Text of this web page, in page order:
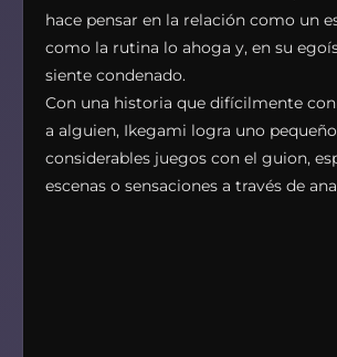
hace pensar en la relación como un
como la rutina lo ahoga y, en su
siente condenado.
Con una historia que difícilmente
a alguien, Ikegami logra uno
considerables juegos con el guion,
escenas o sensaciones a través de